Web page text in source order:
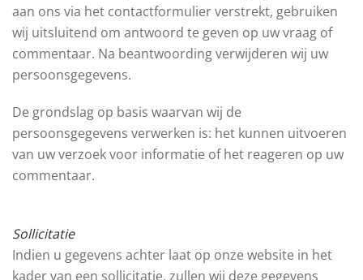
aan ons via het contactformulier verstrekt, gebruiken
wij uitsluitend om antwoord te geven op uw vraag of
commentaar. Na beantwoording verwijderen wij uw
persoonsgegevens.
De grondslag op basis waarvan wij de
persoonsgegevens verwerken is: het kunnen uitvoeren
van uw verzoek voor informatie of het reageren op uw
commentaar.
Sollicitatie
Indien u gegevens achter laat op onze website in het
kader van een sollicitatie, zullen wij deze gegevens